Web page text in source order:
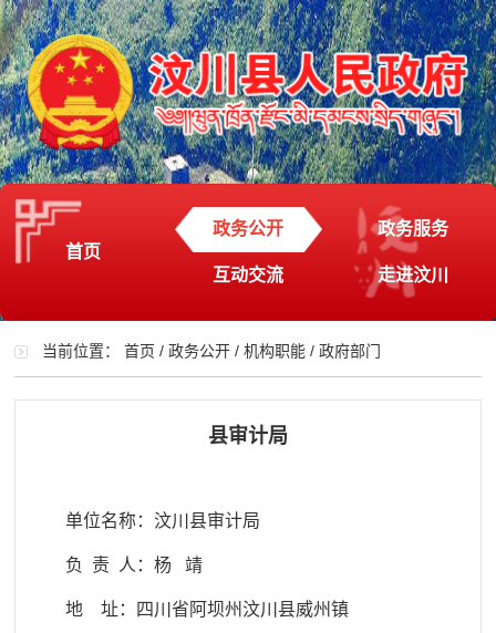
首页
政务公开 政务服务
互动交流 走进汶川
当前位置：首页 /政务公开 /机构职能 /政府部门
县审计局
单位名称： 汶川县审计局
负 责 人：杨 靖
地 址： 四川省阿坝州汶川县威州镇